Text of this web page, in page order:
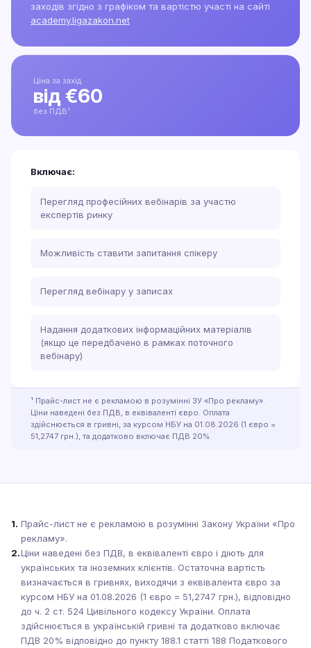
заходів згідно з графіком та вартістю участі на сайті
academy.ligazakon.net
Ціна за захід
від €60
без ПДВ¹
Включає:
Перегляд професійних вебінарів за участю
експертів ринку
Можливість ставити запитання спікеру
Перегляд вебінару у записах
Надання додаткових інформаційних матеріалів
(якщо це передбачено в рамках поточного
вебінару)
¹ Прайс-лист не є рекламою в розумінні ЗУ «Про рекламу».
Ціни наведені без ПДВ, в еквіваленті євро. Оплата
здійснюється в гривні, за курсом НБУ на 01.08.2026 (1 євро =
51,2747 грн.), та додатково включає ПДВ 20%.
1. Прайс-лист не є рекламою в розумінні Закону України «Про
рекламу».
2.Ціни наведені без ПДВ, в еквіваленті євро і діють для
українських та іноземних клієнтів. Остаточна вартість
визначається в гривнях, виходячи з еквівалента євро за
курсом НБУ на 01.08.2026 (1 євро = 51,2747 грн.), відповідно
до ч. 2 ст. 524 Цивільного кодексу України. Оплата
здійснюється в українській гривні та додатково включає
ПДВ 20% відповідно до пункту 188.1 статті 188 Податкового